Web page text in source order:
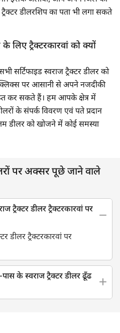
डीलरशिप का पता भी लगा सकते
लिए ट्रैक्टरकारवां को क्यों
सर्टिफाइड स्वराज ट्रैक्टर डीलर को
पर आसानी से अपने नजदीकी
कर सकते हैं। हम आपके क्षेत्र में
के संपर्क विवरण एवं पते प्रदान
डीलर को खोजने में कोई समस्या
पर अक्सर पूछे जाने वाले
ट्रैक्टर डीलर ट्रैक्टरकारवां पर
डीलर ट्रैक्टरकारवां पर
के स्वराज ट्रैक्टर डीलर ढूँढ